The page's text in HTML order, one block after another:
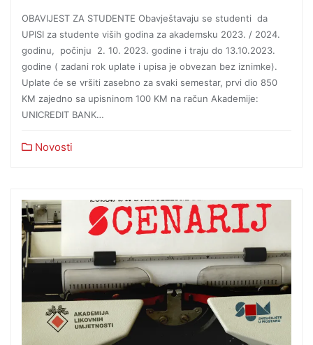
OBAVIJEST ZA STUDENTE Obavještavaju se studenti da
UPISI za studente viših godina za akademsku 2023. / 2024.
godinu, počinju 2. 10. 2023. godine i traju do 13.10.2023.
godine ( zadani rok uplate i upisa je obvezan bez iznimke).
Uplate će se vršiti zasebno za svaki semestar, prvi dio 850
KM zajedno sa upisninom 100 KM na račun Akademije:
UNICREDIT BANK…
Novosti